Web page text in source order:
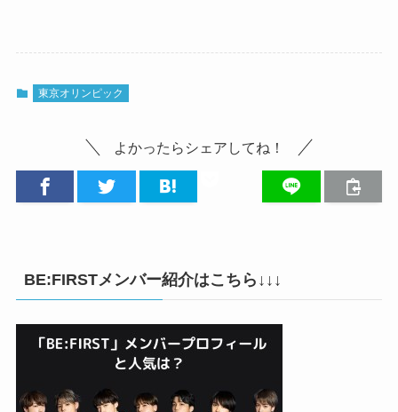
東京オリンピック
よかったらシェアしてね！
BE:FIRSTメンバー紹介はこちら↓↓↓